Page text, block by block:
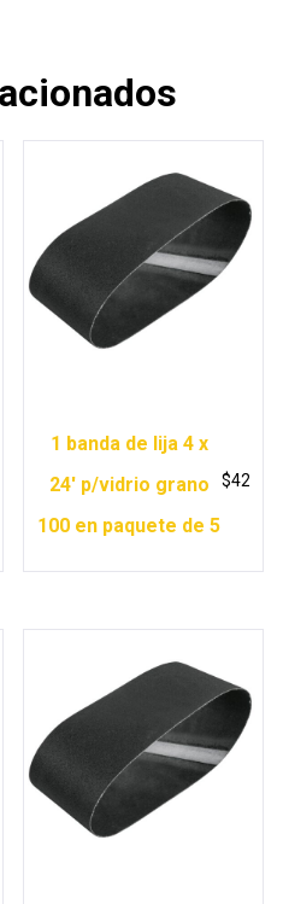
1 banda de lija 4 x
24′ p/vidrio grano
100 en paquete de 5
$42